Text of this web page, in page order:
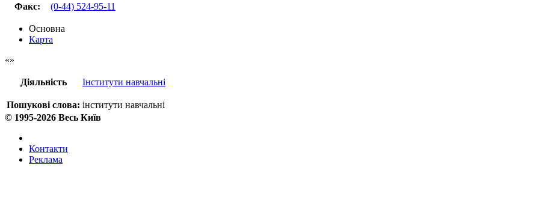
Факс: (0-44) 524-95-11
Основна
Карта
Діяльність Інститути навчальні
Пошукові слова: інститути навчальні
© 1995-2026 Весь Київ
Контакти
Реклама